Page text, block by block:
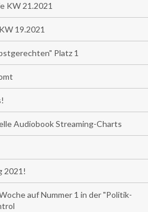
KW 21.2021
19.2021
Platz 1
Audiobook Streaming-Charts
2021!
auf Nummer 1 in der "Politik-